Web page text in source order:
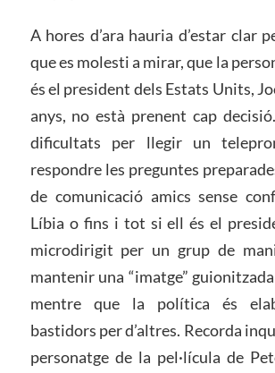
A hores d’ara hauria d’estar clar
que es molesti a mirar, que la
és el president dels Estats Units,
anys, no està prenent cap
dificultats per llegir un
respondre les preguntes
de comunicació amics sense
Líbia o fins i tot si ell és el
microdirigit per un grup de
mantenir una “imatge”
mentre que la política és
bastidors per d’altres. Recorda
personatge de la pel·lícula de